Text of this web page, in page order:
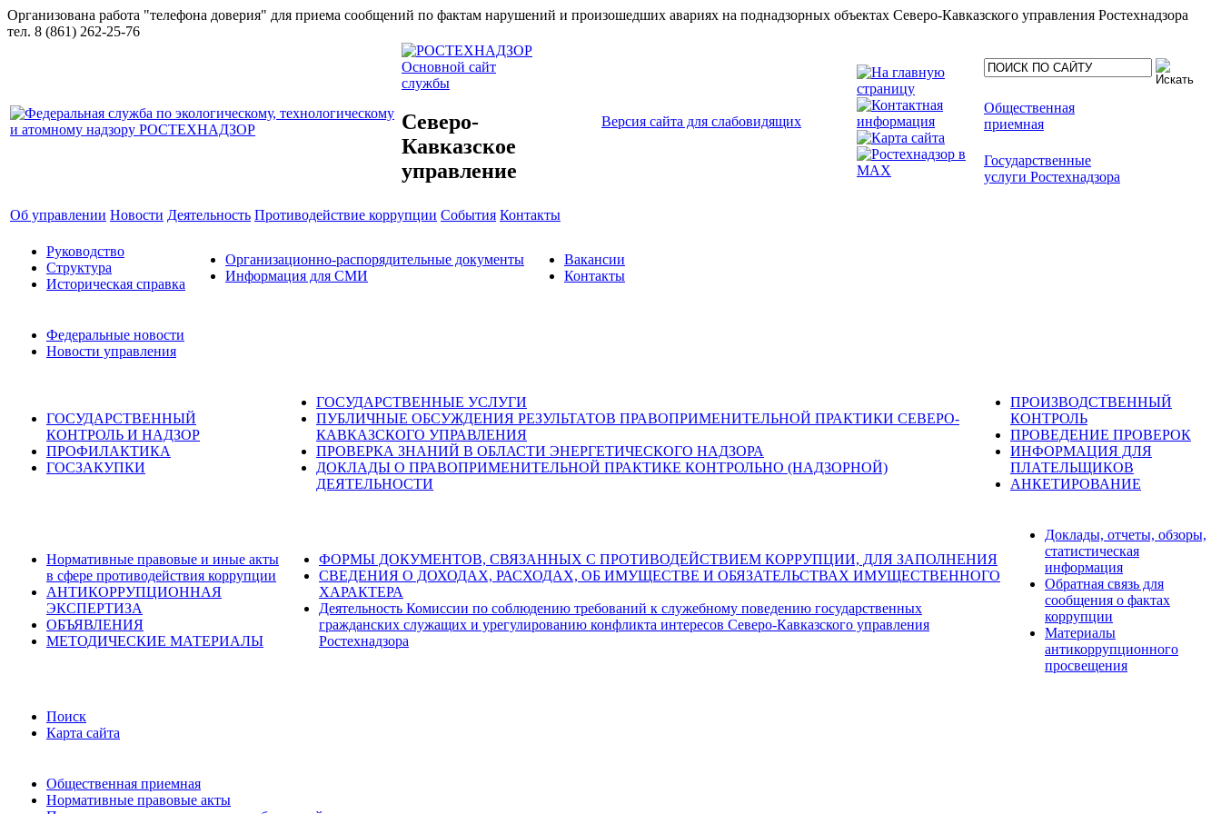
Организована работа "телефона доверия" для приема сообщений по фактам нарушений и произошедших авариях на поднадзорных объектах Северо-Кавказского управления Ростехнадзора
тел. 8 (861) 262-25-76
Основной сайт
службы
Северо-
Кавказское
управление
Версия сайта для слабовидящих
Общественная
приемная
Государственные
услуги Ростехнадзора
Об управлении Новости Деятельность Противодействие коррупции События Контакты
Руководство
Структура
Историческая справка
Организационно-распорядительные документы
Информация для СМИ
Вакансии
Контакты
Федеральные новости
Новости управления
ГОСУДАРСТВЕННЫЙ
КОНТРОЛЬ И НАДЗОР
ПРОФИЛАКТИКА
ГОСЗАКУПКИ
ГОСУДАРСТВЕННЫЕ УСЛУГИ
ПУБЛИЧНЫЕ ОБСУЖДЕНИЯ РЕЗУЛЬТАТОВ ПРАВОПРИМЕНИТЕЛЬНОЙ ПРАКТИКИ СЕВЕРО-
КАВКАЗСКОГО УПРАВЛЕНИЯ
ПРОВЕРКА ЗНАНИЙ В ОБЛАСТИ ЭНЕРГЕТИЧЕСКОГО НАДЗОРА
ДОКЛАДЫ О ПРАВОПРИМЕНИТЕЛЬНОЙ ПРАКТИКЕ КОНТРОЛЬНО (НАДЗОРНОЙ)
ДЕЯТЕЛЬНОСТИ
ПРОИЗВОДСТВЕННЫЙ
КОНТРОЛЬ
ПРОВЕДЕНИЕ ПРОВЕРОК
ИНФОРМАЦИЯ ДЛЯ
ПЛАТЕЛЬЩИКОВ
АНКЕТИРОВАНИЕ
Нормативные правовые и иные акты
в сфере противодействия коррупции
АНТИКОРРУПЦИОННАЯ
ЭКСПЕРТИЗА
ОБЪЯВЛЕНИЯ
МЕТОДИЧЕСКИЕ МАТЕРИАЛЫ
ФОРМЫ ДОКУМЕНТОВ, СВЯЗАННЫХ С ПРОТИВОДЕЙСТВИЕМ КОРРУПЦИИ, ДЛЯ ЗАПОЛНЕНИЯ
СВЕДЕНИЯ О ДОХОДАХ, РАСХОДАХ, ОБ ИМУЩЕСТВЕ И ОБЯЗАТЕЛЬСТВАХ ИМУЩЕСТВЕННОГО
ХАРАКТЕРА
Деятельность Комиссии по соблюдению требований к служебному поведению государственных
гражданских служащих и урегулированию конфликта интересов Северо-Кавказского управления
Ростехнадзора
Доклады, отчеты, обзоры,
статистическая
информация
Обратная связь для
сообщения о фактах
коррупции
Материалы
антикоррупционного
просвещения
Поиск
Карта сайта
Общественная приемная
Нормативные правовые акты